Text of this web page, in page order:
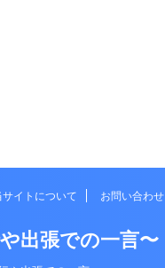
サイトについて お問い合わせ
出張での一言〜